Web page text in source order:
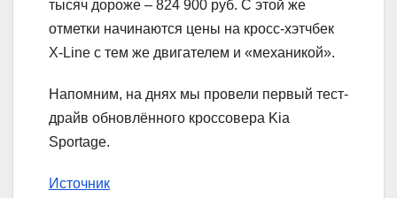
тысяч дороже – 824 900 руб. С этой же
отметки начинаются цены на кросс-хэтчбек
X-Line с тем же двигателем и «механикой».
Напомним, на днях мы провели первый тест-
драйв обновлённого кроссовера Kia
Sportage.
Источник